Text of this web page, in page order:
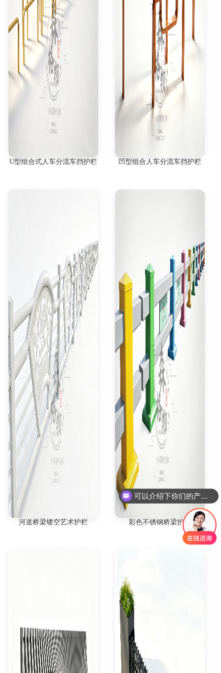
U型组合式人车分流车挡护栏 凹型组合人车分流车挡护栏
河道桥梁镂空艺术护栏 彩色不锈钢桥梁护栏
可以介绍下你们的产品么